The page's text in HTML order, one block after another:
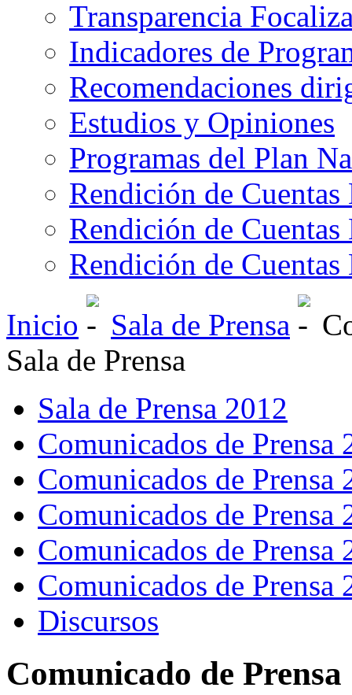
Transparencia
Indicadores de
Recomendaciones
Estudios y Opiniones
Programas del Plan
Rendición de Cuentas
Rendición de Cuentas
Rendición de
Inicio
Sala de Prensa
Sala de Prensa
Sala de Prensa 2012
Comunicados de Prensa
Comunicados de Prensa
Comunicados de Prensa
Comunicados de Prensa
Comunicados de Prensa
Discursos
Comunicado de Prensa